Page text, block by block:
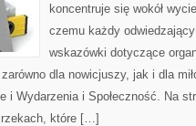
koncentruje się wokół
czemu każdy
wskazówki dotyczące
dla nowicjuszy, jak i dla
i Wydarzenia i Społeczność. Na
rzekach, które […]